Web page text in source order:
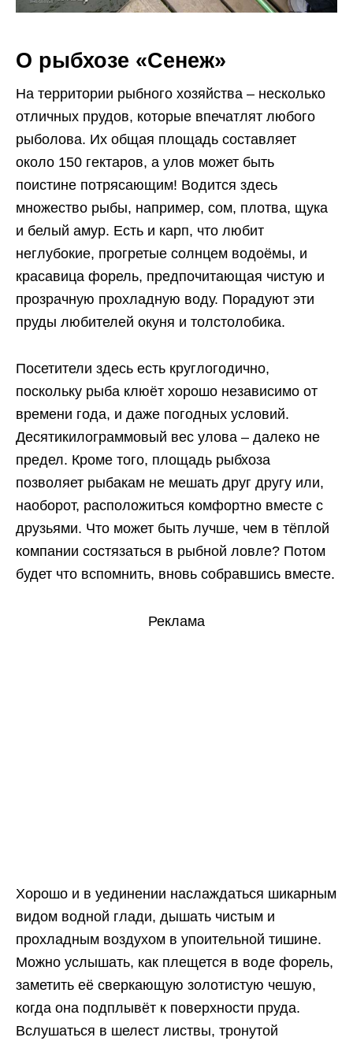
О рыбхозе «Сенеж»
На территории рыбного хозяйства – несколько
отличных прудов, которые впечатлят любого
рыболова. Их общая площадь составляет
около 150 гектаров, а улов может быть
поистине потрясающим! Водится здесь
множество рыбы, например, сом, плотва, щука
и белый амур. Есть и карп, что любит
неглубокие, прогретые солнцем водоёмы, и
красавица форель, предпочитающая чистую и
прозрачную прохладную воду. Порадуют эти
пруды любителей окуня и толстолобика.
Посетители здесь есть круглогодично,
поскольку рыба клюёт хорошо независимо от
времени года, и даже погодных условий.
Десятикилограммовый вес улова – далеко не
предел. Кроме того, площадь рыбхоза
позволяет рыбакам не мешать друг другу или,
наоборот, расположиться комфортно вместе с
друзьями. Что может быть лучше, чем в тёплой
компании состязаться в рыбной ловле? Потом
будет что вспомнить, вновь собравшись вместе.
Реклама
Хорошо и в уединении наслаждаться шикарным
видом водной глади, дышать чистым и
прохладным воздухом в упоительной тишине.
Можно услышать, как плещется в воде форель,
заметить её сверкающую золотистую чешую,
когда она подплывёт к поверхности пруда.
Вслушаться в шелест листвы, тронутой